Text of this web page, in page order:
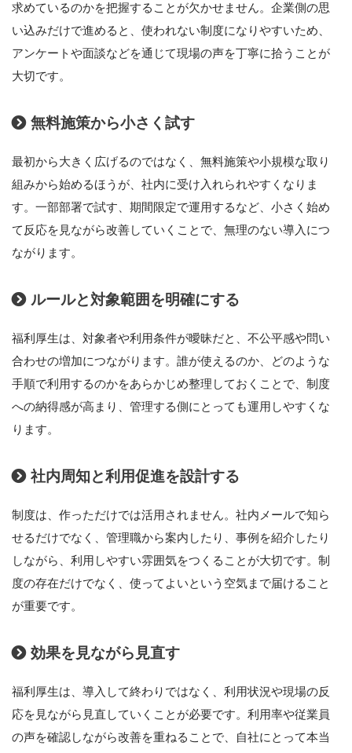
求めているのかを把握することが欠かせません。企業側の思
い込みだけで進めると、使われない制度になりやすいため、
アンケートや面談などを通じて現場の声を丁寧に拾うことが
大切です。
無料施策から小さく試す
最初から大きく広げるのではなく、無料施策や小規模な取り
組みから始めるほうが、社内に受け入れられやすくなりま
す。一部部署で試す、期間限定で運用するなど、小さく始め
て反応を見ながら改善していくことで、無理のない導入につ
ながります。
ルールと対象範囲を明確にする
福利厚生は、対象者や利用条件が曖昧だと、不公平感や問い
合わせの増加につながります。誰が使えるのか、どのような
手順で利用するのかをあらかじめ整理しておくことで、制度
への納得感が高まり、管理する側にとっても運用しやすくな
ります。
社内周知と利用促進を設計する
制度は、作っただけでは活用されません。社内メールで知ら
せるだけでなく、管理職から案内したり、事例を紹介したり
しながら、利用しやすい雰囲気をつくることが大切です。制
度の存在だけでなく、使ってよいという空気まで届けること
が重要です。
効果を見ながら見直す
福利厚生は、導入して終わりではなく、利用状況や現場の反
応を見ながら見直していくことが必要です。利用率や従業員
の声を確認しながら改善を重ねることで、自社にとって本当